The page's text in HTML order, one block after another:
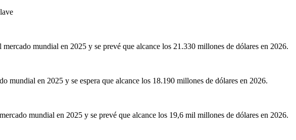
mundial en 2025 y se prevé que alcance los 21.330 millones de dólares en 2026.
mundial en 2025 y se espera que alcance los 18.190 millones de dólares en 2026.
mundial en 2025 y se prevé que alcance los 19,6 mil millones de dólares en 2026.